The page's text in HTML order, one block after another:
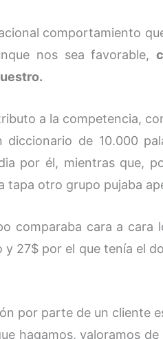
comportamiento
nos sea favorable,
a la competencia,
diccionario de 10.000
por él, mientras que,
tapa otro grupo pujaba
comparaba cara a cara
27$ por el que tenía el
por parte de un cliente
hagamos, valoramos